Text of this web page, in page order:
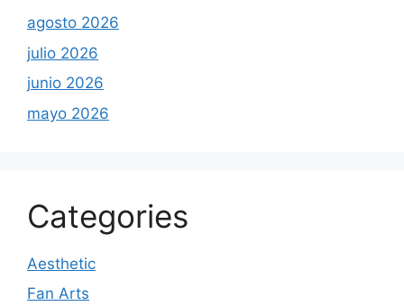
agosto 2026
julio 2026
junio 2026
mayo 2026
Categories
Aesthetic
Fan Arts